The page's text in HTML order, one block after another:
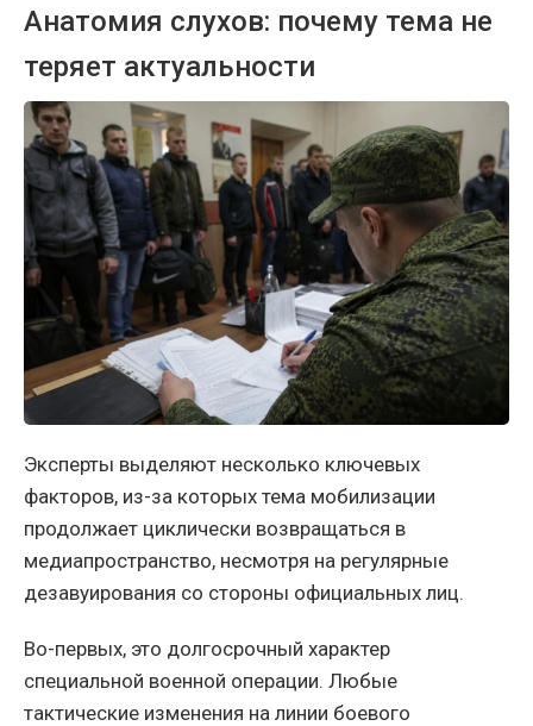
Анатомия слухов: почему тема не
теряет актуальности
Эксперты выделяют несколько ключевых
факторов, из-за которых тема мобилизации
продолжает циклически возвращаться в
медиапространство, несмотря на регулярные
дезавуирования со стороны официальных лиц.
Во-первых, это долгосрочный характер
специальной военной операции. Любые
тактические изменения на линии боевого